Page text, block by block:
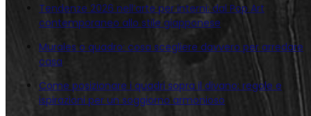
Tendenze 2026 nell’arte per interni: dal Pop Art
contemporaneo allo stile giapponese
Murales o quadro: cosa scegliere davvero per arredare
casa
Come posizionare i quadri sopra il divano: regole e
ispirazioni per un soggiorno armonioso